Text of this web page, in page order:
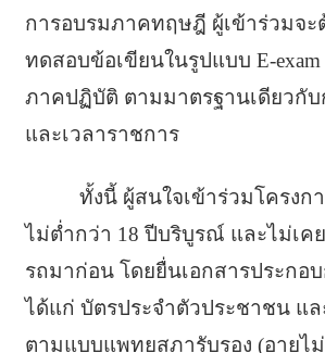
การอบรมภาคทฤษฎี ผู้เข้าร่วมจะ
ทดสอบข้อเขียนในรูปแบบ E-
ภาคปฏิบัติ ตามมาตรฐานเดียวกั
และเวลาราชการ
ทั้งนี้ ผู้สนใจเข้าร่วมโครงก
ไม่ต่ำกว่า 18 ปีบริบูรณ์ และไม่เ
รถมาก่อน โดยยื่นเอกสารประกอ
ได้แก่ บัตรประจำตัวประชาชน แล
ตามแบบแพทยสภารับรอง (อายุไ